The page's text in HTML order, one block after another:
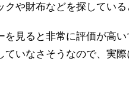
クや財布などを探している
を見ると非常に評価が高
ていなさそうなので、実